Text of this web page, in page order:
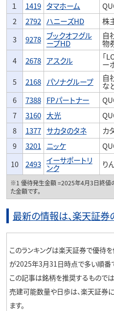
１
1419 タマホーム
2
2792 ハニーズHD 株
3
9278 ブックオフグル
ープHD
自
物
4 2678 アスクル 「
ー
5 2168 パソナグループ 自
な
6
7388 FPパートナー
7
3160 大光
8
1377 サカタのタネ カ
9
3201 ニッケ
10
2493 イーサポートリ
ンク り
※1 優待発生金額 =2025年4月3日終値
た金額です。
最新の情報は、楽天証券
このランキングは楽天証券で優待
が2025年3月31日時点で多い順番
この記事は銘柄を推奨するものでは
売建可能数量や日歩は、楽天証券
ます。